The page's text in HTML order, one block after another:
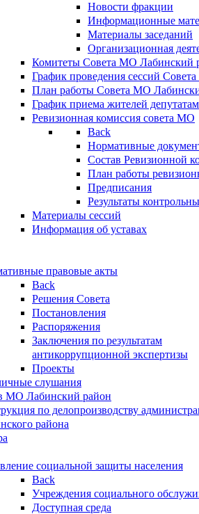
Новости фракции
Информационные
Материалы заседаний
Организационная
Комитеты Совета МО Лабинский
График проведения сессий
План работы Совета МО
График приема жителей
Ревизионная комиссия совета МО
Back
Нормативные
Состав Ревизионной
План работы
Предписания
Результаты
Материалы сессий
Информация об уставах
правовые акты
Back
Решения Совета
Постановления
Распоряжения
Заключения по результатам
антикоррупционной экспертизы
Проекты
слушания
МО Лабинский район
по делопроизводству
района
социальной защиты населения
Back
Учреждения социального
Доступная среда